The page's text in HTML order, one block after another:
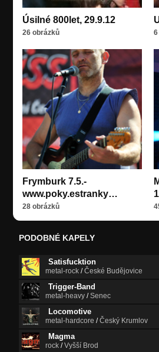
Úsilné 800let, 29.9.12
26 obrázků
Frymburk 7.5.-
www.poky.estranky…
28 obrázků
PODOBNÉ KAPELY
Satisfucktion
metal-rock /České Budějovice
Trigger-Band
metal-heavy /Senec
Locomotive
metal-hardcore /Český Krumlov
Magma
rock /Vyšší Brod